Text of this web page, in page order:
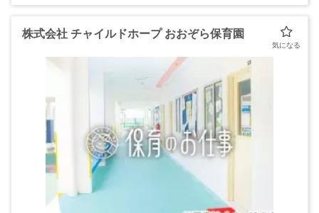
株式会社 チャイルドホープ おおぞら保育園